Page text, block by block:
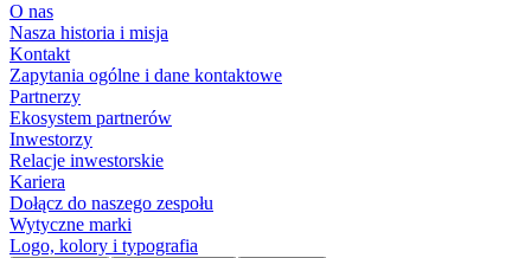
O nas
Nasza historia i misja
Kontakt
Zapytania ogólne i dane kontaktowe
Partnerzy
Ekosystem partnerów
Inwestorzy
Relacje inwestorskie
Kariera
Dołącz do naszego zespołu
Wytyczne marki
Logo, kolory i typografia